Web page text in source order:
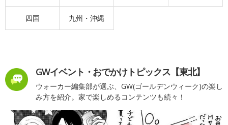
四国 九州・沖縄
GWイベント・おでかけトピックス【東北】
ウォーカー編集部が選ぶ、GW(ゴールデンウィーク)の楽し
み方を紹介。家で楽しめるコンテンツも続々！